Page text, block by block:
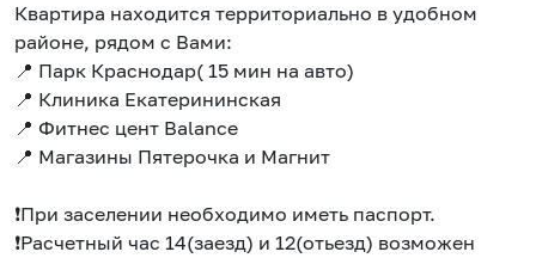
Квартира находится территориально в удобном
районе, рядом с Вами:
📍 Парк Краснодар( 15 мин на авто)
📍 Клиника Екатерининская
📍 Фитнес цент Balance
📍 Магазины Пятерочка и Магнит
❗️При заселении необходимо иметь паспорт.
❗️Расчетный час 14(заезд) и 12(отьезд) возможен